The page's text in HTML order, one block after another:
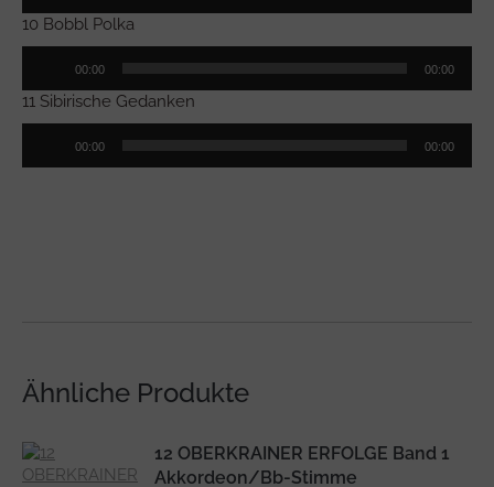
10 Bobbl Polka
00:00 00:00
11 Sibirische Gedanken
00:00 00:00
Ähnliche Produkte
12 OBERKRAINER ERFOLGE Band 1
Akkordeon/Bb-Stimme